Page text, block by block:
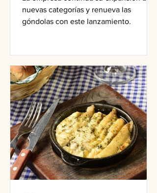
nuevas categorías y renueva las
góndolas con este lanzamiento.